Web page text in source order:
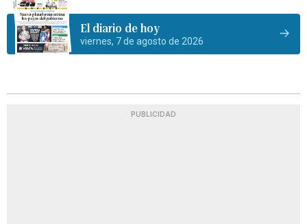
El diario de hoy
viernes, 7 de agosto de 2026
PUBLICIDAD